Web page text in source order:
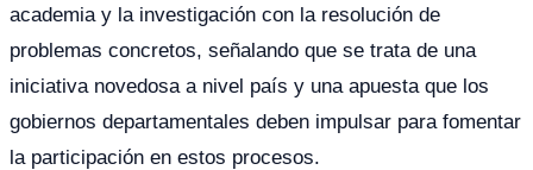
academia y la investigación con la resolución de
problemas concretos, señalando que se trata de una
iniciativa novedosa a nivel país y una apuesta que los
gobiernos departamentales deben impulsar para fomentar
la participación en estos procesos.